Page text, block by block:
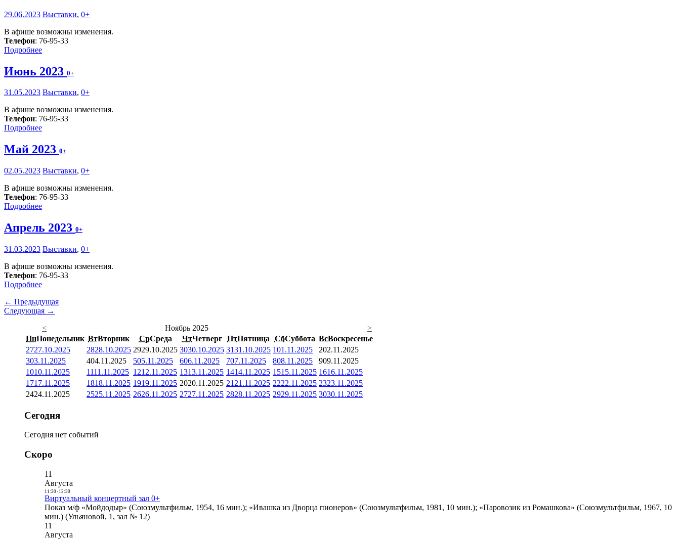
29.06.2023 Выставки, 0+
В афише возможны изменения.
Телефон: 76-95-33
Подробнее
Июнь 2023 0+
31.05.2023 Выставки, 0+
В афише возможны изменения.
Телефон: 76-95-33
Подробнее
Май 2023 0+
02.05.2023 Выставки, 0+
В афише возможны изменения.
Телефон: 76-95-33
Подробнее
Апрель 2023 0+
31.03.2023 Выставки, 0+
В афише возможны изменения.
Телефон: 76-95-33
Подробнее
← Предыдущая
Следующая →
<
Ноябрь 2025
>
ПнПонедельник ВтВторник СрСреда ЧтЧетверг ПтПятница СбСуббота ВсВоскресенье
2727.10.2025 2828.10.2025 2929.10.2025 3030.10.2025 3131.10.2025 101.11.2025 202.11.2025
303.11.2025 404.11.2025 505.11.2025 606.11.2025 707.11.2025 808.11.2025 909.11.2025
1010.11.2025 1111.11.2025 1212.11.2025 1313.11.2025 1414.11.2025 1515.11.2025 1616.11.2025
1717.11.2025 1818.11.2025 1919.11.2025 2020.11.2025 21 21.11.2025 2222.11.2025 2323.11.2025
2424.11.2025 2525.11.2025 2626.11.2025 2727.11.2025 2828.11.2025 2929.11.2025 3030.11.2025
Сегодня
Сегодня нет событий
Скоро
11
Августа
11:30- 12:30
Виртуальный концертный зал 0+
Показ м/ф «Мойдодыр» (Союзмультфильм, 1954, 16 мин.); «Ивашка из Дворца пионеров» (Союзмультфильм, 1981, 10 мин.); «Паровозик из Ромашкова» (Союзмультфильм, 1967, 10
мин.) (Ульяновой, 1, зал № 12)
11
Августа